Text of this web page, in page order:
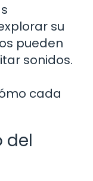
su
pueden
sonidos.
cada
del